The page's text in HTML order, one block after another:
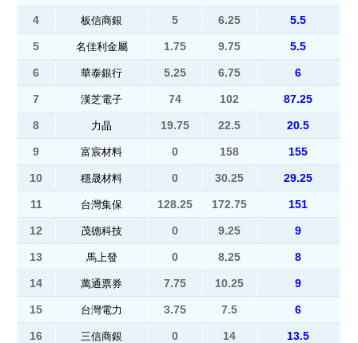
4 板信商銀 5 6.25 5.5
5 名佳利金屬 1.75 9.75 5.5
6 華泰銀行 5.25 6.75 6
7 漢芝電子 74 102 87.25
8 力晶 19.75 22.5 20.5
9 富宸材料 0 158 155
10 穩晟材料 0 30.25 29.25
11 台灣集保 128.25 172.75 151
12 茂德科技 0 9.25 9
13 馬上發 0 8.25 8
14 萬通票券 7.75 10.25 9
15 台灣電力 3.75 7.5 6
16 三信商銀 0 14 13.5